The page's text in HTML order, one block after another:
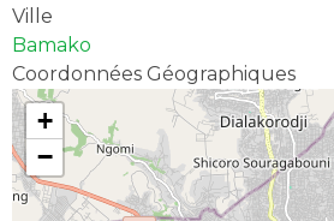
Ville
Bamako
Coordonnées Géographiques
+
−